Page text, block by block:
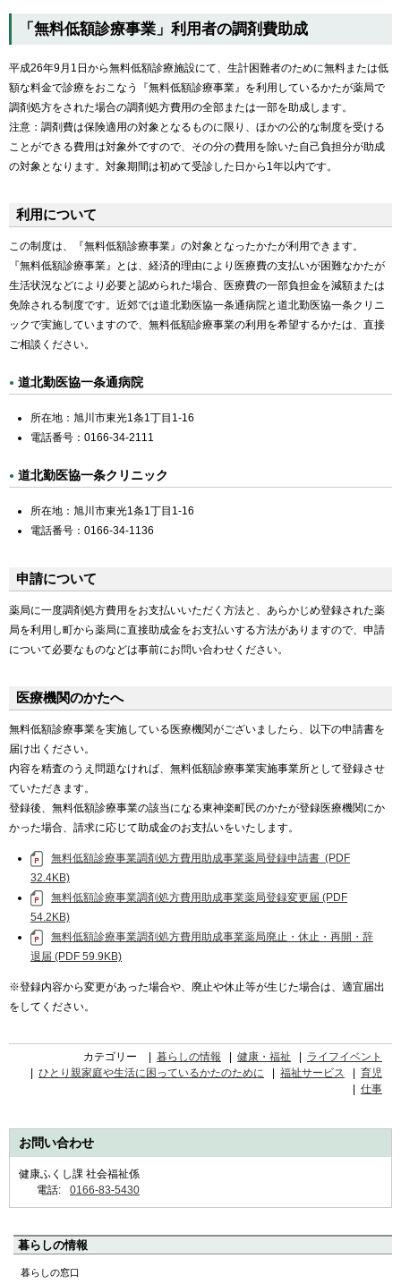
「無料低額診療事業」利用者の調剤費助成
平成26年9月1日から無料低額診療施設にて、生計困難者のために無料または低
額な料金で診療をおこなう『無料低額診療事業』を利用しているかたが薬局で
調剤処方をされた場合の調剤処方費用の全部または一部を助成します。
注意：調剤費は保険適用の対象となるものに限り、ほかの公的な制度を受ける
ことができる費用は対象外ですので、その分の費用を除いた自己負担分が助成
の対象となります。対象期間は初めて受診した日から1年以内です。
利用について
この制度は、『無料低額診療事業』の対象となったかたが利用できます。
『無料低額診療事業』とは、経済的理由により医療費の支払いが困難なかたが
生活状況などにより必要と認められた場合、医療費の一部負担金を減額または
免除される制度です。近郊では道北勤医協一条通病院と道北勤医協一条クリニ
ックで実施していますので、無料低額診療事業の利用を希望するかたは、直接
ご相談ください。
道北勤医協一条通病院
所在地：旭川市東光1条1丁目1-16
電話番号：0166-34-2111
道北勤医協一条クリニック
所在地：旭川市東光1条1丁目1-16
電話番号：0166-34-1136
申請について
薬局に一度調剤処方費用をお支払いいただく方法と、あらかじめ登録された薬
局を利用し町から薬局に直接助成金をお支払いする方法がありますので、申請
について必要なものなどは事前にお問い合わせください。
医療機関のかたへ
無料低額診療事業を実施している医療機関がございましたら、以下の申請書を
届け出ください。
内容を精査のうえ問題なければ、無料低額診療事業実施事業所として登録させ
ていただきます。
登録後、無料低額診療事業の該当になる東神楽町民のかたが登録医療機関にか
かった場合、請求に応じて助成金のお支払いをいたします。
無料低額診療事業調剤処方費用助成事業薬局登録申請書 (PDF
32.4KB)
無料低額診療事業調剤処方費用助成事業薬局登録変更届 (PDF
54.2KB)
無料低額診療事業調剤処方費用助成事業薬局廃止・休止・再開・辞
退届 (PDF 59.9KB)
※登録内容から変更があった場合や、廃止や休止等が生じた場合は、適宜届出
をしてください。
カテゴリー 暮らしの情報 健康・福祉
ライフイベント
ひとり親家庭や生活に困っているかたのために
福祉サービス
育児
仕事
お問い合わせ
健康ふくし課 社会福祉係
電話:
0166-83-5430
ペ暮らしの情報
暮らしの窓口